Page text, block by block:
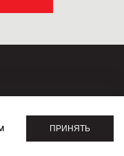
номер ЭЛ №ПРИНЯТЬ